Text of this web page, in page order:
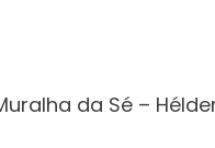
da Sé –